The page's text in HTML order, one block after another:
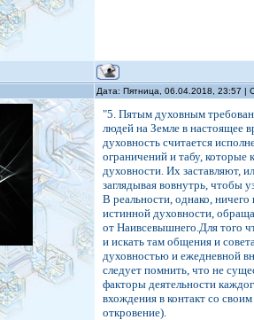
Дата: Пятница, 06.04.2018, 23:57 |
"5. Пятым духовным
людей на Земле в настоящее
духовность считается
ограничений и табу, которые
духовности. Их заставляют,
заглядывая вовнутрь, чтобы
В реальности, однако,
истинной духовности,
от Наивсевышнего.Для того
и искать там общения и
духовностью и ежедневной
следует помнить, что не
факторы деятельности
вхождения в контакт со
откровение).